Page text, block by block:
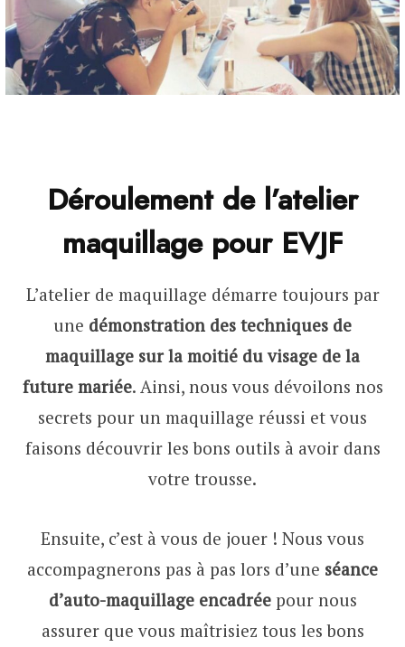
Déroulement de l’atelier
maquillage pour EVJF
L’atelier de maquillage démarre toujours par
une démonstration des techniques de
maquillage sur la moitié du visage de la
future mariée. Ainsi, nous vous dévoilons nos
secrets pour un maquillage réussi et vous
faisons découvrir les bons outils à avoir dans
votre trousse.
Ensuite, c’est à vous de jouer ! Nous vous
accompagnerons pas à pas lors d’une séance
d’auto-maquillage encadréepour nous
assurer que vous maîtrisiez tous les bons